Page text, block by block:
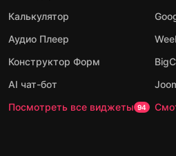
Калькулятор
Аудио Плеер
Конструктор Форм
AI чат-бот
Посмотреть все виджеты 94